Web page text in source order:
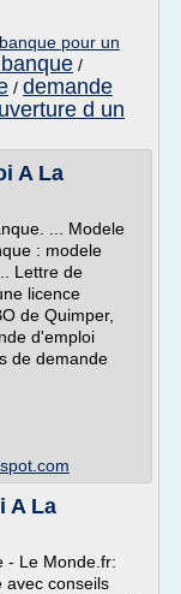
pour un
/
/ demande
d un
A La
... Modele
: modele
Lettre de
licence
de Quimper,
d'emploi
de demande
A La
- Le Monde.fr:
avec conseils